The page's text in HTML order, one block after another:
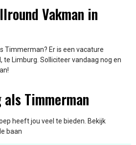
Vakman in
Timmerman? Er is een vacature
te Limburg. Solliciteer vandaag nog en
als Timmerman
heeft jou veel te bieden. Bekijk
baan